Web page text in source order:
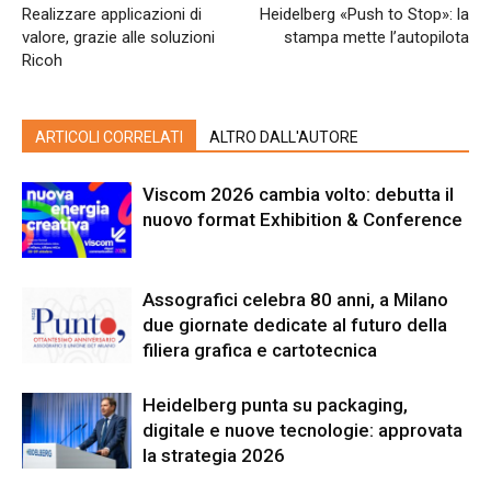
Realizzare applicazioni di
valore, grazie alle soluzioni
Ricoh
Heidelberg «Push to Stop»: la
stampa mette l’autopilota
ARTICOLI CORRELATI ALTRO DALL'AUTORE
Viscom 2026 cambia volto: debutta il
nuovo format Exhibition & Conference
Assografici celebra 80 anni, a Milano
due giornate dedicate al futuro della
filiera grafica e cartotecnica
Heidelberg punta su packaging,
digitale e nuove tecnologie: approvata
la strategia 2026